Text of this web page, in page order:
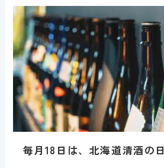
毎月18日は、北海道清酒の日